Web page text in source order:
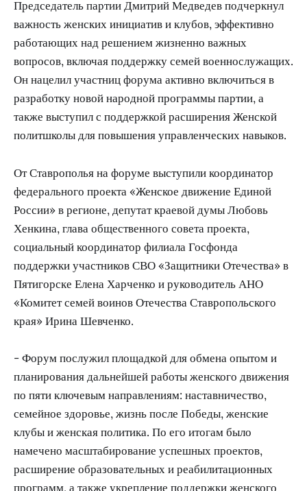
Председатель партии Дмитрий Медведев подчеркнул
важность женских инициатив и клубов, эффективно
работающих над решением жизненно важных
вопросов, включая поддержку семей военнослужащих.
Он нацелил участниц форума активно включиться в
разработку новой народной программы партии, а
также выступил с поддержкой расширения Женской
политшколы для повышения управленческих навыков.
От Ставрополья на форуме выступили координатор
федерального проекта «Женское движение Единой
России» в регионе, депутат краевой думы Любовь
Хенкина, глава общественного совета проекта,
социальный координатор филиала Госфонда
поддержки участников СВО «Защитники Отечества» в
Пятигорске Елена Харченко и руководитель АНО
«Комитет семей воинов Отечества Ставропольского
края» Ирина Шевченко.
- Форум послужил площадкой для обмена опытом и
планирования дальнейшей работы женского движения
по пяти ключевым направлениям: наставничество,
семейное здоровье, жизнь после Победы, женские
клубы и женская политика. По его итогам было
намечено масштабирование успешных проектов,
расширение образовательных и реабилитационных
программ, а также укрепление поддержки женского